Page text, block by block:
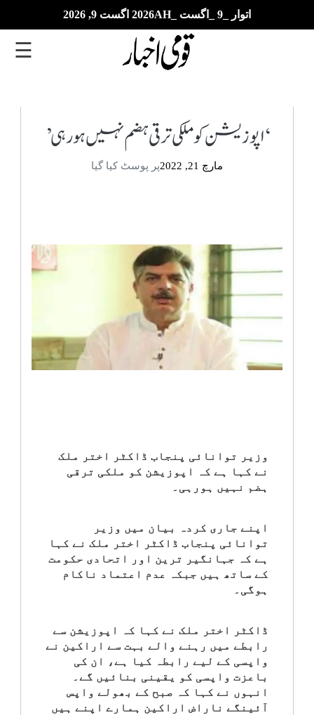
اتوار _9 _اگست _2026AH اگست 9, 2026
ترین
بین
انٹرٹینمنٹ
کھیل
ویڈیوز
کلام
سپلیمنٹس
☰
‘اپوزیشن کو ملکی ترقی ہضم نہیں ہورہی’
مارچ 21, 2022 پر پوسٹ کیا گیا
وزیر توانائی پنجاب ڈاکٹر اختر ملک
نے کہا ہے کہ اپوزیشن کو ملکی ترقی
ہضم نہیں ہورہی۔
اپنے جاری کردہ بیان میں وزیر
توانائی پنجاب ڈاکٹر اختر ملک نے کہا
ہے کہ جہانگیر ترین اور اتحادی حکومت
کے ساتھ ہیں جبکہ عدم اعتماد ناکام
ہوگی۔
ڈاکٹر اختر ملک نے کہا کہ اپوزیشن سے
رابطے میں رہنے والے بہت سے اراکین نے
واپسی کے لیے رابطہ کیا ہے، ان کی
باعزت واپسی کو یقینی بنائیں گے۔
انہوں نے کہا کہ صبح کے بھولے واپس
آئینگے ناراض اراکین ہمارے اپنے ہیں